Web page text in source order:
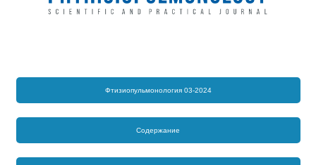
Фтизиопульмонология 03-2024
Содержание